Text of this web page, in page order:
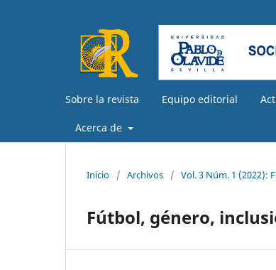
Sobre la revista Equipo editorial
Acerca de
Inicio / Archivos / Vol. 3 Núm. 1 (2022):
Fútbol, género,